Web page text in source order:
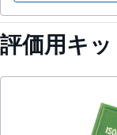
評価用キッ